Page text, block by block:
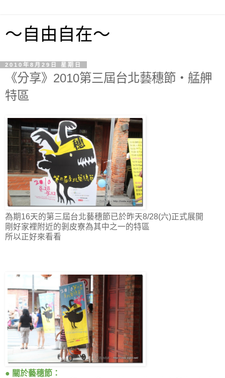
～自由自在～
2010年8月29日 星期日
《分享》2010第三屆台北藝穗節‧艋舺
特區
為期16天的第三屆台北藝穗節已於昨天8/28(六)正式展開
剛好家裡附近的剝皮寮為其中之一的特區
所以正好來看看
● 關於藝穗節：